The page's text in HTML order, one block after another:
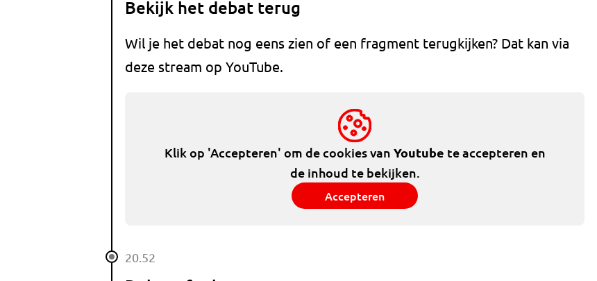
Bekijk het debat terug
Wil je het debat nog eens zien of een fragment terugkijken? Dat kan via
deze stream op YouTube.
Klik op 'Accepteren' om de cookies van Youtube te accepteren en
de inhoud te bekijken.
Accepteren
20.52